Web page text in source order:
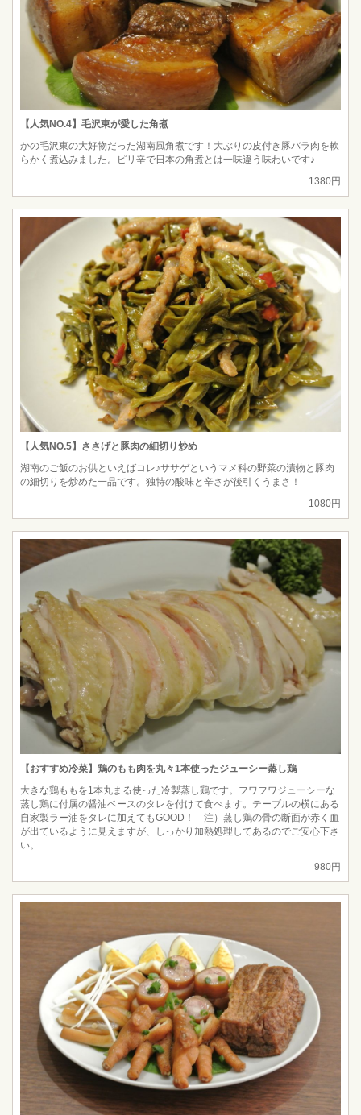
【人気NO.4】毛沢東が愛した角煮
かの毛沢東の大好物だった湖南風角煮です！大ぶりの皮付き豚バラ肉を軟
らかく煮込みました。ピリ辛で日本の角煮とは一味違う味わいです♪
1380円
【人気NO.5】ささげと豚肉の細切り炒め
湖南のご飯のお供といえばコレ♪ササゲというマメ科の野菜の漬物と豚肉
の細切りを炒めた一品です。独特の酸味と辛さが後引くうまさ！
1080円
【おすすめ冷菜】鶏のもも肉を丸々1本使ったジューシー蒸し鶏
大きな鶏ももを1本丸まる使った冷製蒸し鶏です。フワフワジューシーな
蒸し鶏に付属の醤油ベースのタレを付けて食べます。テーブルの横にある
自家製ラー油をタレに加えてもGOOD！ 注）蒸し鶏の骨の断面が赤く血
が出ているように見えますが、しっかり加熱処理してあるのでご安心下さ
い。
980円